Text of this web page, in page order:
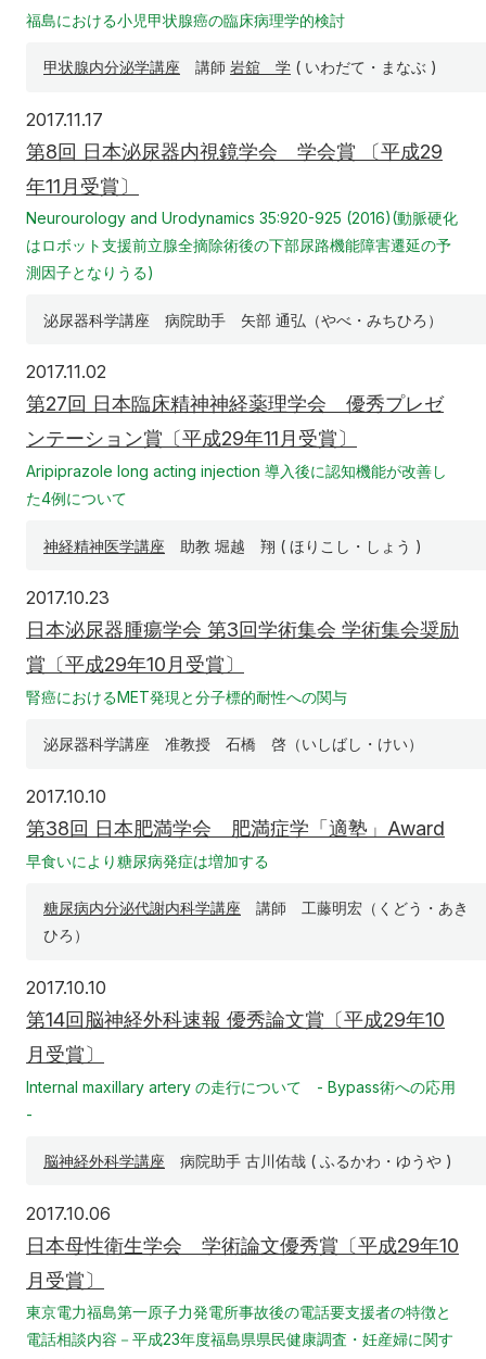
福島における小児甲状腺癌の臨床病理学的検討
甲状腺内分泌学講座 講師 岩舘 学 ( いわだて・まなぶ )
2017.11.17
第8回 日本泌尿器内視鏡学会 学会賞 〔平成29
年11月受賞〕
Neurourology and Urodynamics 35:920-925 (2016)(動脈硬化
はロボット支援前立腺全摘除術後の下部尿路機能障害遷延の予
測因子となりうる)
泌尿器科学講座 病院助手 矢部 通弘（やべ・みちひろ）
2017.11.02
第27回 日本臨床精神神経薬理学会 優秀プレゼ
ンテーション賞〔平成29年11月受賞〕
Aripiprazole long acting injection 導入後に認知機能が改善し
た4例について
神経精神医学講座 助教 堀越 翔 ( ほりこし・しょう )
2017.10.23
日本泌尿器腫瘍学会 第3回学術集会 学術集会奨励
賞〔平成29年10月受賞〕
腎癌におけるMET発現と分子標的耐性への関与
泌尿器科学講座 准教授 石橋 啓（いしばし・けい）
2017.10.10
第38回 日本肥満学会 肥満症学「適塾」Award
早食いにより糖尿病発症は増加する
糖尿病内分泌代謝内科学講座 講師 工藤明宏（くどう・あき
ひろ）
2017.10.10
第14回脳神経外科速報 優秀論文賞〔平成29年10
月受賞〕
Internal maxillary artery の走行について - Bypass術への応用
-
脳神経外科学講座 病院助手 古川佑哉 ( ふるかわ・ゆうや )
2017.10.06
日本母性衛生学会 学術論文優秀賞〔平成29年10
月受賞〕
東京電力福島第一原子力発電所事故後の電話要支援者の特徴と
電話相談内容－平成23年度福島県県民健康調査・妊産婦に関す